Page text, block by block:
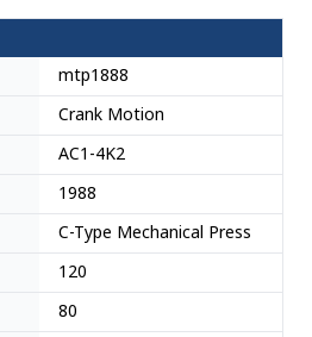
mtp1888
Crank Motion
AC1-4K2
1988
C-Type Mechanical Press
120
80